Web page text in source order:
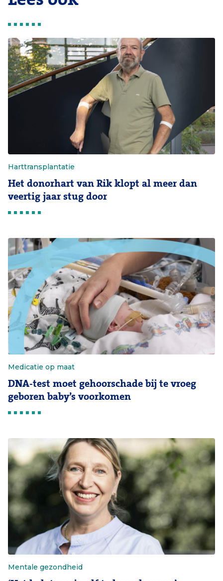
Harttransplantatie
Het donorhart van Rik klopt al meer dan
veertig jaar stug door
Medicatie op maat
DNA-test moet gehoorschade bij te vroeg
geboren baby’s voorkomen
Mentale gezondheid